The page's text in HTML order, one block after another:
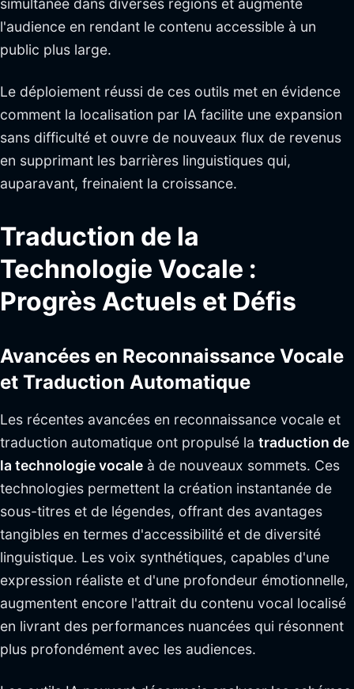
simultanée dans diverses régions et augmenté
l'audience en rendant le contenu accessible à un
public plus large.
Le déploiement réussi de ces outils met en évidence
comment la localisation par IA facilite une expansion
sans difficulté et ouvre de nouveaux flux de revenus
en supprimant les barrières linguistiques qui,
auparavant, freinaient la croissance.
Traduction de la
Technologie Vocale :
Progrès Actuels et Défis
Avancées en Reconnaissance Vocale
et Traduction Automatique
Les récentes avancées en reconnaissance vocale et
traduction automatique ont propulsé la traduction de
la technologie vocale à de nouveaux sommets. Ces
technologies permettent la création instantanée de
sous-titres et de légendes, offrant des avantages
tangibles en termes d'accessibilité et de diversité
linguistique. Les voix synthétiques, capables d'une
expression réaliste et d'une profondeur émotionnelle,
augmentent encore l'attrait du contenu vocal localisé
en livrant des performances nuancées qui résonnent
plus profondément avec les audiences.